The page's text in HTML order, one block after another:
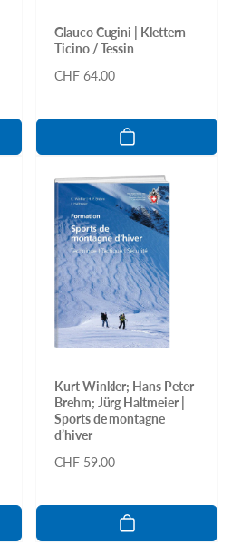
Glauco Cugini | Klettern
Ticino / Tessin
Normaler
CHF 64.00
Kurt Winkler; Hans Peter
Brehm; Jürg Haltmeier |
Sports de montagne
d’hiver
Normaler
CHF 59.00